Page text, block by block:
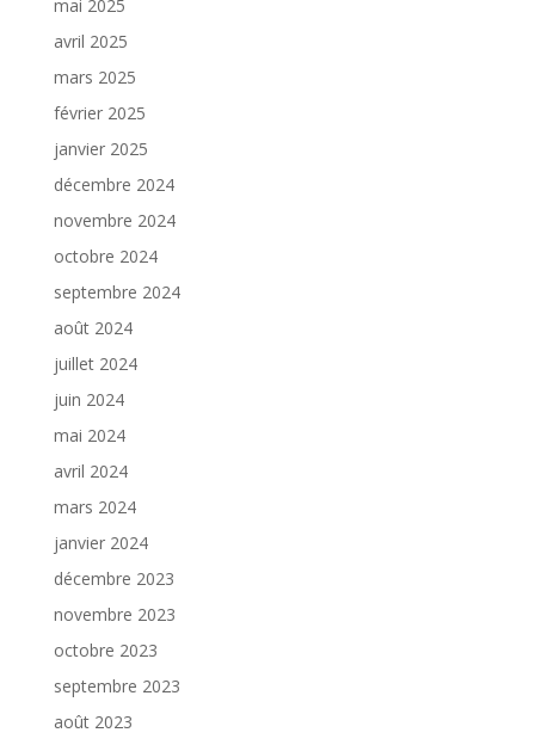
mai 2025
avril 2025
mars 2025
février 2025
janvier 2025
décembre 2024
novembre 2024
octobre 2024
septembre 2024
août 2024
juillet 2024
juin 2024
mai 2024
avril 2024
mars 2024
janvier 2024
décembre 2023
novembre 2023
octobre 2023
septembre 2023
août 2023